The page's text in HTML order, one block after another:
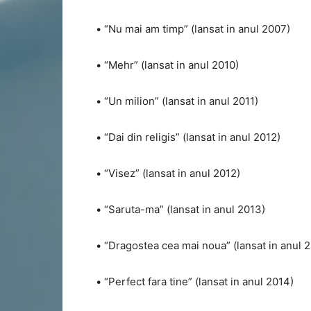
• “Nu mai am timp” (lansat in anul 2007)
• “Mehr” (lansat in anul 2010)
• “Un milion” (lansat in anul 2011)
• “Dai din religis” (lansat in anul 2012)
• “Visez” (lansat in anul 2012)
• “Saruta-ma” (lansat in anul 2013)
• “Dragostea cea mai noua” (lansat in anul
• “Perfect fara tine” (lansat in anul 2014)